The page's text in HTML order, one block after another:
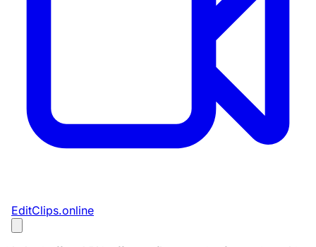
EditClips.online